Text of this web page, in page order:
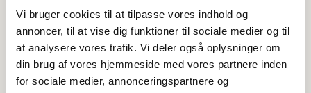
Vi bruger cookies til at tilpasse vores indhold og
annoncer, til at vise dig funktioner til sociale medier og til
at analysere vores trafik. Vi deler også oplysninger om
din brug af vores hjemmeside med vores partnere inden
for sociale medier, annonceringspartnere og
Gulvbranchens Vådrums Kontrol (GVK) er en
kontrolordning for vådrum med vinylbelægning.
GVK – Gulvbranchens Vådrumskontrol er samtidig en